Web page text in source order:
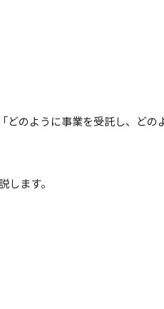
のように事業を受託し、どの
ます。